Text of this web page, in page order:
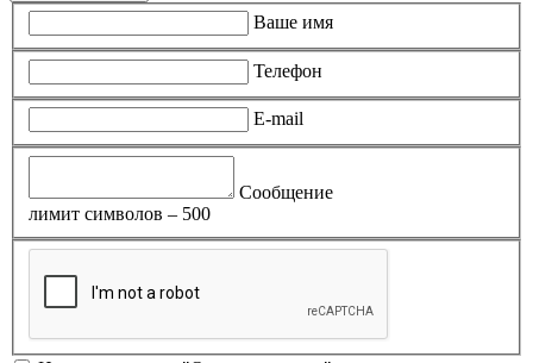
Ваше имя
Телефон
E-mail
Сообщение
лимит символов – 500